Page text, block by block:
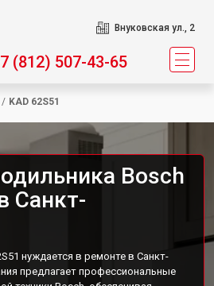
Внуковская ул., 2
(812) 507-43-65
/ KAD 62S51
Bosch
Санкт-
нуждается в ремонте в Санкт-
предлагает профессиональные